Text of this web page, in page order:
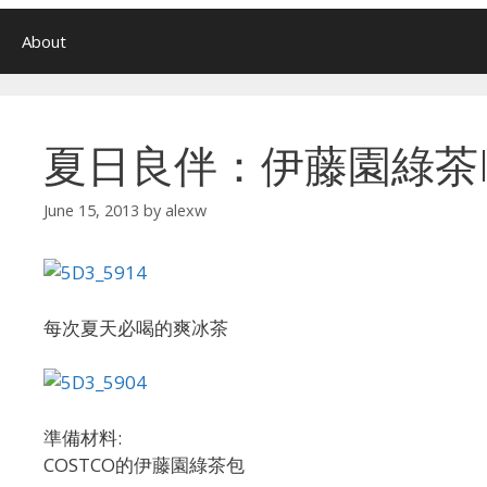
About
夏日良伴：伊藤園綠茶
June 15, 2013 by alexw
每次夏天必喝的爽冰茶
準備材料:
COSTCO的伊藤園綠茶包